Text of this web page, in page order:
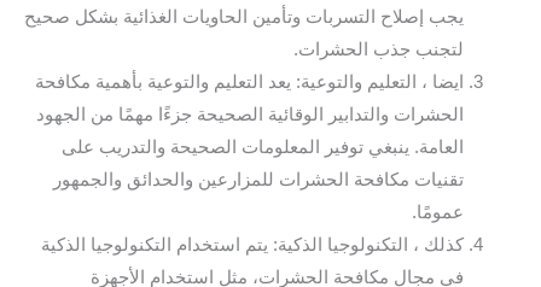
يجب إصلاح التسربات وتأمين الحاويات الغذائية بشكل صحيح
لتجنب جذب الحشرات.
ايضا ، التعليم والتوعية: يعد التعليم والتوعية بأهمية مكافحة
الحشرات والتدابير الوقائية الصحيحة جزءًا مهمًا من الجهود
العامة. ينبغي توفير المعلومات الصحيحة والتدريب على
تقنيات مكافحة الحشرات للمزارعين والحدائق والجمهور
عمومًا.
كذلك ، التكنولوجيا الذكية: يتم استخدام التكنولوجيا الذكية
في مجال مكافحة الحشرات، مثل استخدام الأجهزة